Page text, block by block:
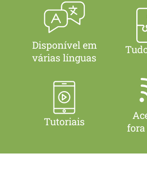
Disponível em
várias línguas
Tutoriais
fora